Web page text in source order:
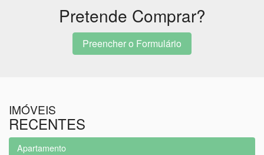
Pretende Comprar?
Preencher o Formulário
IMÓVEIS
RECENTES
Apartamento